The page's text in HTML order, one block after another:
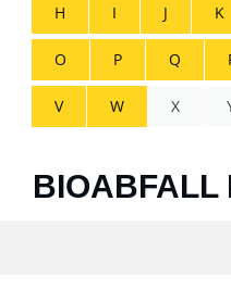
H I J K
O P Q
V W X
BIOABFALL